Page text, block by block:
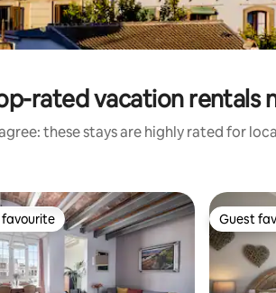
rated vacation rentals
these stays are highly rated for
favourite Guest
Guest